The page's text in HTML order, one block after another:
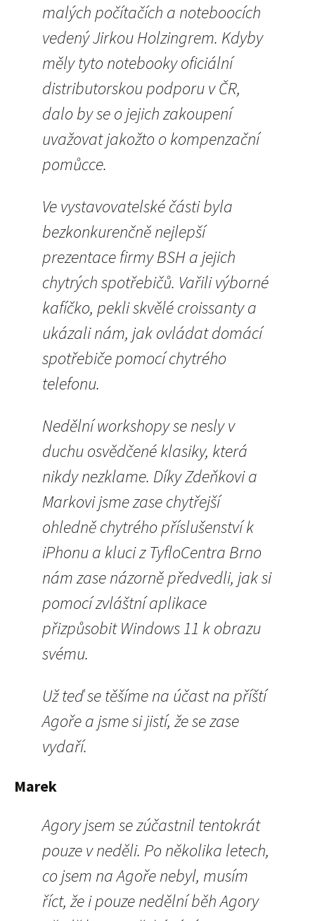
malých počítačích a noteboocích
vedený Jirkou Holzingrem. Kdyby
měly tyto notebooky oficiální
distributorskou podporu v ČR,
dalo by se o jejich zakoupení
uvažovat jakožto o kompenzační
pomůcce.
Ve vystavovatelské části byla
bezkonkurenčně nejlepší
prezentace firmy BSH a jejich
chytrých spotřebičů. Vařili výborné
kafíčko, pekli skvělé croissanty a
ukázali nám, jak ovládat domácí
spotřebiče pomocí chytrého
telefonu.
Nedělní workshopy se nesly v
duchu osvědčené klasiky, která
nikdy nezklame. Díky Zdeňkovi a
Markovi jsme zase chytřejší
ohledně chytrého příslušenství k
iPhonu a kluci z TyfloCentra Brno
nám zase názorně předvedli, jak si
pomocí zvláštní aplikace
přizpůsobit Windows 11 k obrazu
svému.
Už teď se těšíme na účast na příští
Agoře a jsme si jistí, že se zase
vydaří.
Marek
Agory jsem se zúčastnil tentokrát
pouze v neděli. Po několika letech,
co jsem na Agoře nebyl, musím
říct, že i pouze nedělní běh Agory